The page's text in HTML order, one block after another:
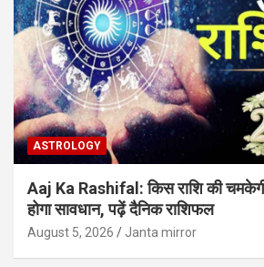
ASTROLOGY
Aaj Ka Rashifal: किस राशि की
होगा सावधान, पढ़ें दैनिक राशिफल
August 5, 2026 Janta mirror